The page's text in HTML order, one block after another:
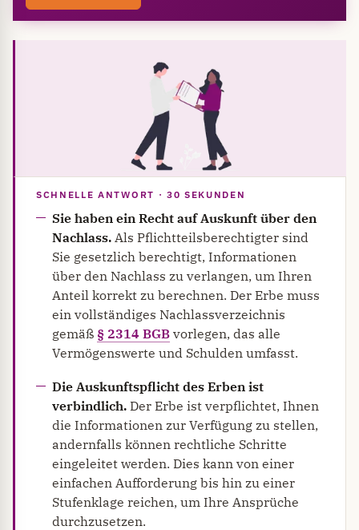
SCHNELLE ANTWORT · 30 SEKUNDEN
Sie haben ein Recht auf Auskunft über den
Nachlass. Als Pflichtteilsberechtigter sind
Sie gesetzlich berechtigt, Informationen
über den Nachlass zu verlangen, um Ihren
Anteil korrekt zu berechnen. Der Erbe muss
ein vollständiges Nachlassverzeichnis
gemäß § 2314 BGB vorlegen, das alle
Vermögenswerte und Schulden umfasst.
Die Auskunftspflicht des Erben ist
verbindlich. Der Erbe ist verpflichtet, Ihnen
die Informationen zur Verfügung zu stellen,
andernfalls können rechtliche Schritte
eingeleitet werden. Dies kann von einer
einfachen Aufforderung bis hin zu einer
Stufenklage reichen, um Ihre Ansprüche
durchzusetzen.